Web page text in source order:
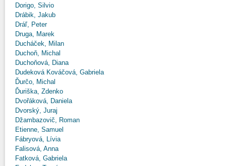
Dorigo, Silvio
Drábik, Jakub
Dráľ, Peter
Druga, Marek
Ducháček, Milan
Duchoň, Michal
Duchoňová, Diana
Dudeková Kováčová, Gabriela
Ďurčo, Michal
Ďuriška, Zdenko
Dvořáková, Daniela
Dvorský, Juraj
Džambazovič, Roman
Etienne, Samuel
Fábryová, Lívia
Falisová, Anna
Fatková, Gabriela